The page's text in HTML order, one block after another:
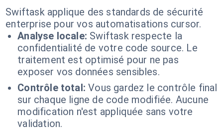
Swiftask applique des standards de sécurité
enterprise pour vos automatisations cursor.
Analyse locale: Swiftask respecte la
confidentialité de votre code source. Le
traitement est optimisé pour ne pas
exposer vos données sensibles.
Contrôle total: Vous gardez le contrôle final
sur chaque ligne de code modifiée. Aucune
modification n'est appliquée sans votre
validation.